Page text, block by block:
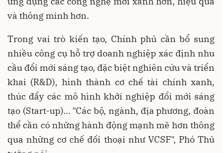
và thông minh hơn.
Trong vai trò kiến tạo, Chính phủ cần bổ sung
nhiều công cụ hỗ trợ doanh nghiệp xác định nhu
cầu đổi mới sáng tạo, đặc biệt nghiên cứu và triển
khai (R&D), hình thành cơ chế tài chính xanh,
thúc đẩy các mô hình khởi nghiệp đổi mới sáng
tạo (Start-up)… "Các bộ, ngành, địa phương, đoàn
thể cần có những hành động mạnh mẽ hơn thông
qua những cơ chế đối thoại như VCSF", Phó Thủ